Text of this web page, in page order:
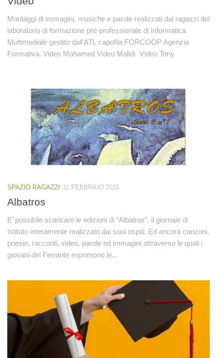
Montaggi di immagini, musiche e parole realizzati dai ragazzi del
laboratorio di formazione pre-professionale di Informatica
Multimediale gestito dall’ATI, capofila FORCOOP Agenzia
Formativa. Video Mohamed Video Malidì Video Tony
SPAZIO RAGAZZI 11 FEBBRAIO 2015
Albatros
E’ possibile scaricare le edizioni di “Albatros”, il giornale di
Istituto interamente realizzato dai suoi ospiti. Ed ancora canzoni,
poesie, racconti, video, parole ed immagini attraverso le quali i
giovani del Ferrante esprimono le...